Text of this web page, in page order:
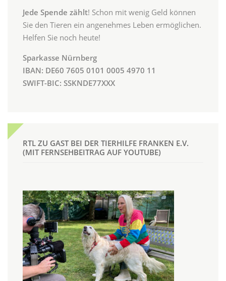
Jede Spende zählt! Schon mit wenig Geld können
Sie den Tieren ein angenehmes Leben ermöglichen.
Helfen Sie noch heute!
Sparkasse Nürnberg
IBAN: DE60 7605 0101 0005 4970 11
SWIFT-BIC: SSKNDE77XXX
RTL ZU GAST BEI DER TIERHILFE FRANKEN E.V.
(MIT FERNSEHBEITRAG AUF YOUTUBE)